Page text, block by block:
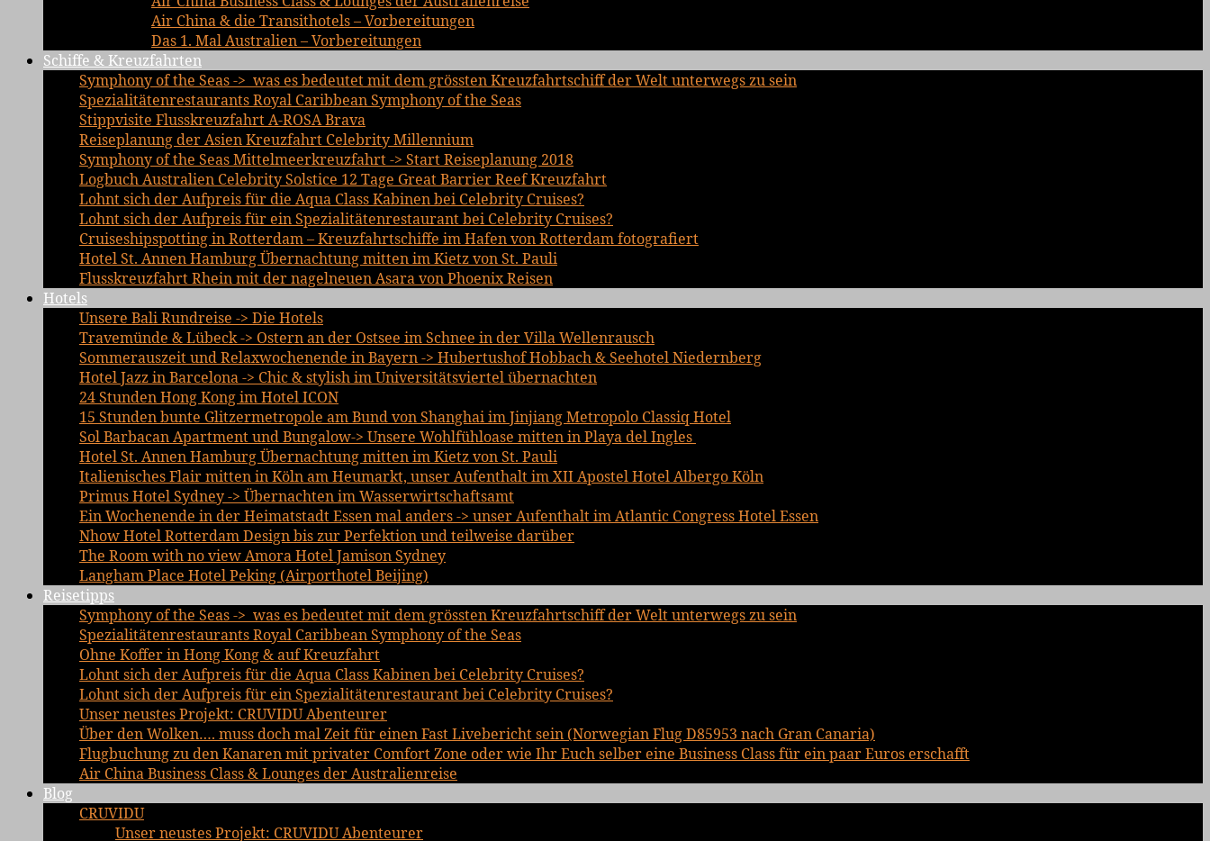
Air China & die Transithotels – Vorbereitungen
Das 1. Mal Australien – Vorbereitungen
Schiffe & Kreuzfahrten
Symphony of the Seas -> was es bedeutet mit dem grössten Kreuzfahrtschiff der Welt unterwegs zu sein
Spezialitätenrestaurants Royal Caribbean Symphony of the Seas
Stippvisite Flusskreuzfahrt A-ROSA Brava
Reiseplanung der Asien Kreuzfahrt Celebrity Millennium
Symphony of the Seas Mittelmeerkreuzfahrt -> Start Reiseplanung 2018
Logbuch Australien Celebrity Solstice 12 Tage Great Barrier Reef Kreuzfahrt
Lohnt sich der Aufpreis für die Aqua Class Kabinen bei Celebrity Cruises?
Lohnt sich der Aufpreis für ein Spezialitätenrestaurant bei Celebrity Cruises?
Cruiseshipspotting in Rotterdam – Kreuzfahrtschiffe im Hafen von Rotterdam fotografiert
Hotel St. Annen Hamburg Übernachtung mitten im Kietz von St. Pauli
Flusskreuzfahrt Rhein mit der nagelneuen Asara von Phoenix Reisen
Hotels
Unsere Bali Rundreise -> Die Hotels
Travemünde & Lübeck -> Ostern an der Ostsee im Schnee in der Villa Wellenrausch
Sommerauszeit und Relaxwochenende in Bayern -> Hubertushof Hobbach & Seehotel Niedernberg
Hotel Jazz in Barcelona -> Chic & stylish im Universitätsviertel übernachten
24 Stunden Hong Kong im Hotel ICON
15 Stunden bunte Glitzermetropole am Bund von Shanghai im Jinjiang Metropolo Classiq Hotel
Sol Barbacan Apartment und Bungalow-> Unsere Wohlfühloase mitten in Playa del Ingles
Hotel St. Annen Hamburg Übernachtung mitten im Kietz von St. Pauli
Italienisches Flair mitten in Köln am Heumarkt, unser Aufenthalt im XII Apostel Hotel Albergo Köln
Primus Hotel Sydney -> Übernachten im Wasserwirtschaftsamt
Ein Wochenende in der Heimatstadt Essen mal anders -> unser Aufenthalt im Atlantic Congress Hotel Essen
Nhow Hotel Rotterdam Design bis zur Perfektion und teilweise darüber
The Room with no view Amora Hotel Jamison Sydney
Langham Place Hotel Peking (Airporthotel Beijing)
Reisetipps
Symphony of the Seas -> was es bedeutet mit dem grössten Kreuzfahrtschiff der Welt unterwegs zu sein
Spezialitätenrestaurants Royal Caribbean Symphony of the Seas
Ohne Koffer in Hong Kong & auf Kreuzfahrt
Lohnt sich der Aufpreis für die Aqua Class Kabinen bei Celebrity Cruises?
Lohnt sich der Aufpreis für ein Spezialitätenrestaurant bei Celebrity Cruises?
Unser neustes Projekt: CRUVIDU Abenteurer
Über den Wolken…. muss doch mal Zeit für einen Fast Livebericht sein (Norwegian Flug D85953 nach Gran Canaria)
Flugbuchung zu den Kanaren mit privater Comfort Zone oder wie Ihr Euch selber eine Business Class für ein paar Euros erschafft
Air China Business Class & Lounges der Australienreise
Blog
CRUVIDU
Unser neustes Projekt: CRUVIDU Abenteurer